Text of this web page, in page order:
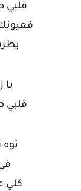
قلبي
يا
قلبي
كلي